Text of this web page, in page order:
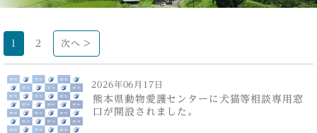
1 2 次へ >
2026年06月17日
熊本県動物愛護センターに犬猫等相談専用窓
口が開設されました。